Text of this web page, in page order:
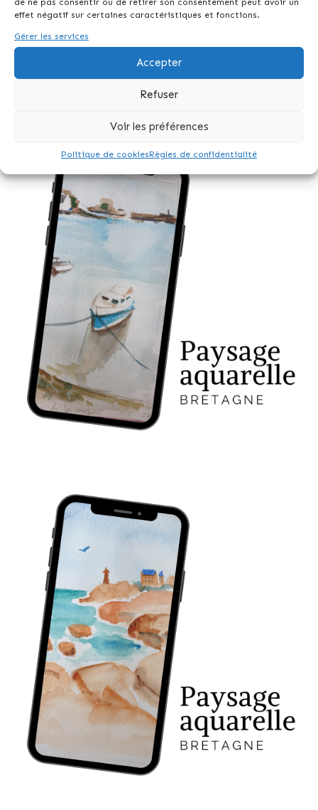
effet négatif sur certaines caractéristiques et fonctions.
Gérer les services
Accepter
Refuser
Voir les préférences
Politique de cookiesRègles de confidentialité